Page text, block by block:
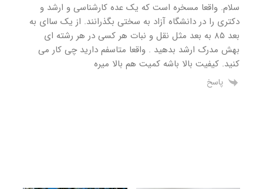
سلام. واقعا مسخره است که یک عده کارشناسی و ارشد و
دکتری را در دانشگاه آزاد به سختی بگذرانند. از یک ساای به
بعد ۸۵ به بعد مثل نقل و نبات هر کسی در هر رشته ای
بهش مدرک ارشد بدهید . واقعا متاسفم دارید چی کار می
کنید. کیفیت بالا باشه کمیت هم بالا میره
پاسخ